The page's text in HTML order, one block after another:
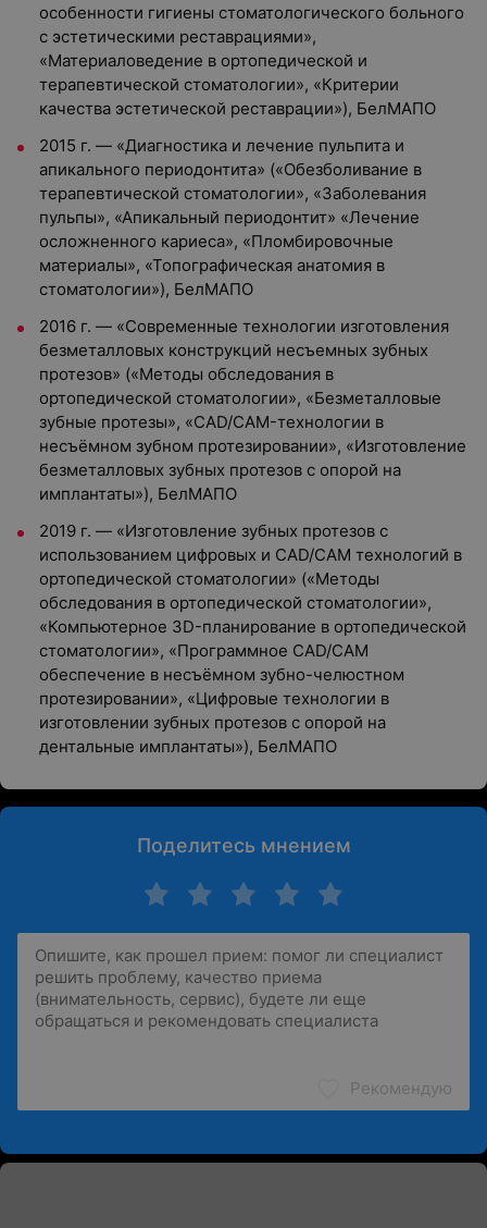
особенности гигиены стоматологического больного
с эстетическими реставрациями»,
«Материаловедение в ортопедической и
терапевтической стоматологии», «Критерии
качества эстетической реставрации»), БелМАПО
2015 г. — «Диагностика и лечение пульпита и
апикального периодонтита» («Обезболивание в
терапевтической стоматологии», «Заболевания
пульпы», «Апикальный периодонтит» «Лечение
осложненного кариеса», «Пломбировочные
материалы», «Топографическая анатомия в
стоматологии»), БелМАПО
2016 г. — «Современные технологии изготовления
безметалловых конструкций несъемных зубных
протезов» («Методы обследования в
ортопедической стоматологии», «Безметалловые
зубные протезы», «CAD/CAM-технологии в
несъёмном зубном протезировании», «Изготовление
безметалловых зубных протезов с опорой на
имплантаты»), БелМАПО
2019 г. — «Изготовление зубных протезов с
использованием цифровых и CAD/CAM технологий в
ортопедической стоматологии» («Методы
обследования в ортопедической стоматологии»,
«Компьютерное 3D-планирование в ортопедической
стоматологии», «Программное CAD/CAM
обеспечение в несъёмном зубно-челюстном
протезировании», «Цифровые технологии в
изготовлении зубных протезов с опорой на
дентальные имплантаты»), БелМАПО
Поделитесь мнением
Рекомендую